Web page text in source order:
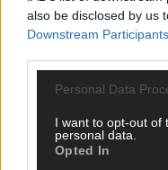
also be disclosed by us
Downstream Participants
Personal Data
I want to opt-out of
personal data.
Opted In
Monaco, Sallys
Europa-Park 2026
Juni 2026
KOMMENTAR